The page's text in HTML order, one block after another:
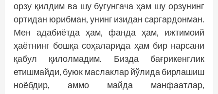
орзу қилдим ва шу бугунгача ҳам шу орзунинг
ортидан юрибман, унинг изидан саргардонман.
Мен адабиётда ҳам, фанда ҳам, ижтимоий
ҳаётнинг бошқа соҳаларида ҳам бир нарсани
қабул қилолмадим. Бизда бағрикенглик
етишмайди, буюк маслаклар йўлида бирлашиш
ноёбдир, аммо майда манфаатлар,